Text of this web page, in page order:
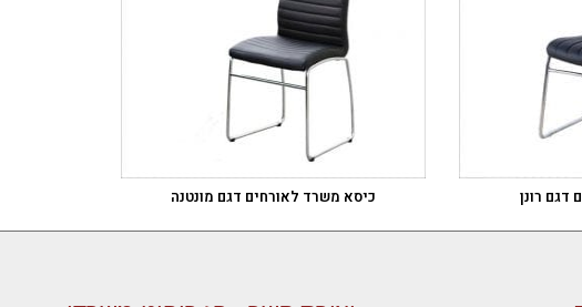
דגם רונן כיסא משרד לאורחים דגם מונטנה